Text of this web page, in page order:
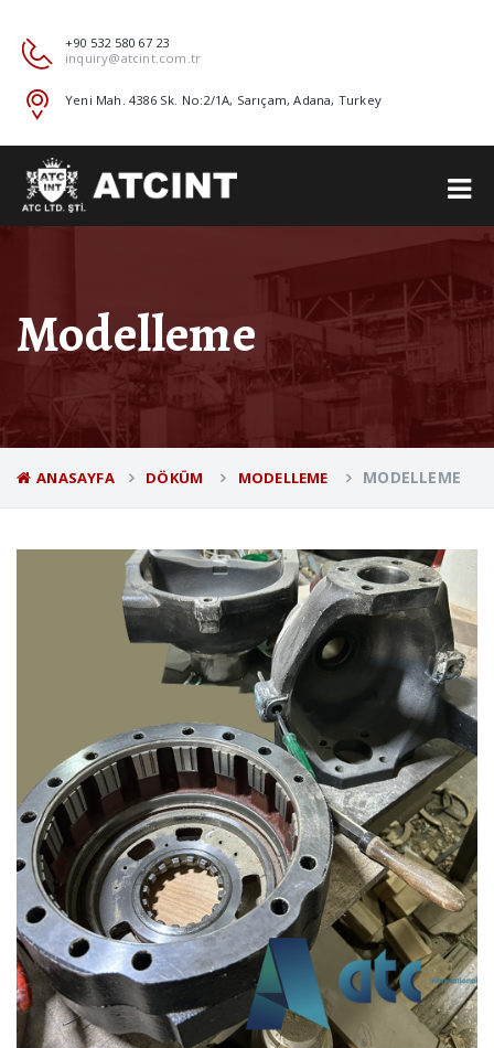
+90 532 580 67 23
inquiry@atcint.com.tr
Yeni Mah. 4386 Sk. No:2/1A, Sarıçam, Adana, Turkey
Modelleme
ANASAYFA DÖKÜM MODELLEME MODELLEME